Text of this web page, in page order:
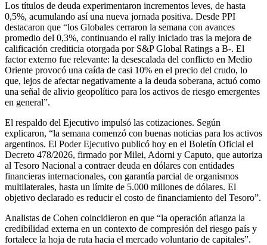
Los títulos de deuda experimentaron incrementos leves, de hasta
0,5%, acumulando así una nueva jornada positiva. Desde PPI
destacaron que “los Globales cerraron la semana con avances
promedio del 0,3%, continuando el rally iniciado tras la mejora de
calificación crediticia otorgada por S&P Global Ratings a B-. El
factor externo fue relevante: la desescalada del conflicto en Medio
Oriente provocó una caída de casi 10% en el precio del crudo, lo
que, lejos de afectar negativamente a la deuda soberana, actuó como
una señal de alivio geopolítico para los activos de riesgo emergentes
en general”.
El respaldo del Ejecutivo impulsó las cotizaciones. Según
explicaron, “la semana comenzó con buenas noticias para los activos
argentinos. El Poder Ejecutivo publicó hoy en el Boletín Oficial el
Decreto 478/2026, firmado por Milei, Adorni y Caputo, que autoriza
al Tesoro Nacional a contraer deuda en dólares con entidades
financieras internacionales, con garantía parcial de organismos
multilaterales, hasta un límite de 5.000 millones de dólares. El
objetivo declarado es reducir el costo de financiamiento del Tesoro”.
Analistas de Cohen coincidieron en que “la operación afianza la
credibilidad externa en un contexto de compresión del riesgo país y
fortalece la hoja de ruta hacia el mercado voluntario de capitales”.